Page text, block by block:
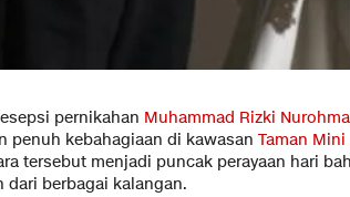
pernikahan Muhammad Rizki
penuh kebahagiaan di kawasan Taman
tersebut menjadi puncak perayaan hari
dari berbagai kalangan.